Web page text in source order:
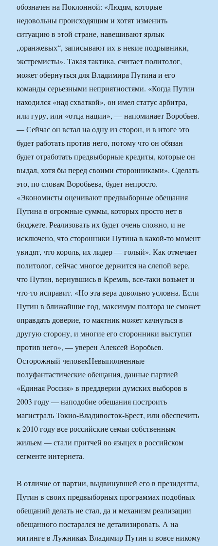
В отличие от партии, выдвинувшей его в президенты,
Путин в своих предвыборных программах подобных
обещаний делать не стал, да и механизм реализации
обещанного постарался не детализировать. А на
митинге в Лужниках Владимир Путин и вовсе никому